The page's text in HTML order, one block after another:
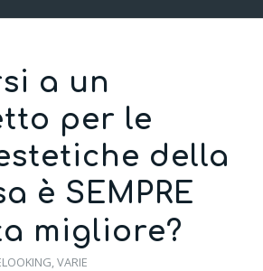
a un
per le
della
è SEMPRE
migliore?
,VARIE